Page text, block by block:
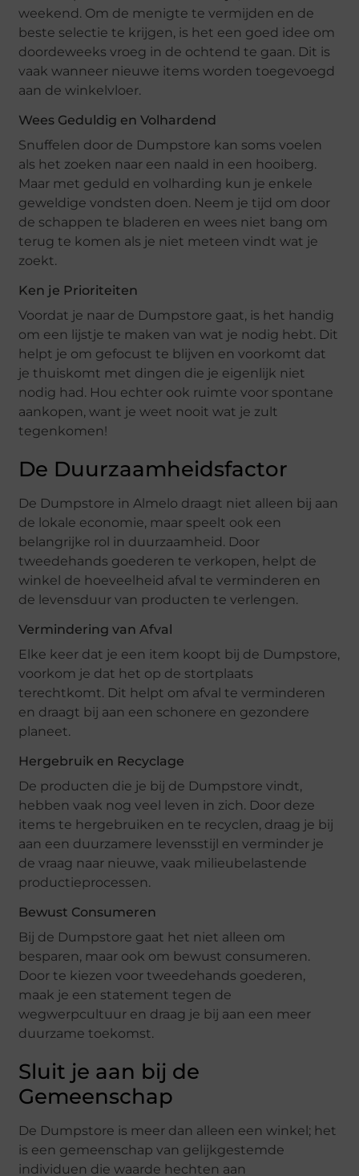
weekend. Om de menigte te vermijden en de
beste selectie te krijgen, is het een goed idee om
doordeweeks vroeg in de ochtend te gaan. Dit is
vaak wanneer nieuwe items worden toegevoegd
aan de winkelvloer.
Wees Geduldig en Volhardend
Snuffelen door de Dumpstore kan soms voelen
als het zoeken naar een naald in een hooiberg.
Maar met geduld en volharding kun je enkele
geweldige vondsten doen. Neem je tijd om door
de schappen te bladeren en wees niet bang om
terug te komen als je niet meteen vindt wat je
zoekt.
Ken je Prioriteiten
Voordat je naar de Dumpstore gaat, is het handig
om een lijstje te maken van wat je nodig hebt. Dit
helpt je om gefocust te blijven en voorkomt dat
je thuiskomt met dingen die je eigenlijk niet
nodig had. Hou echter ook ruimte voor spontane
aankopen, want je weet nooit wat je zult
tegenkomen!
De Duurzaamheidsfactor
De Dumpstore in Almelo draagt niet alleen bij aan
de lokale economie, maar speelt ook een
belangrijke rol in duurzaamheid. Door
tweedehands goederen te verkopen, helpt de
winkel de hoeveelheid afval te verminderen en
de levensduur van producten te verlengen.
Vermindering van Afval
Elke keer dat je een item koopt bij de Dumpstore,
voorkom je dat het op de stortplaats
terechtkomt. Dit helpt om afval te verminderen
en draagt bij aan een schonere en gezondere
planeet.
Hergebruik en Recyclage
De producten die je bij de Dumpstore vindt,
hebben vaak nog veel leven in zich. Door deze
items te hergebruiken en te recyclen, draag je bij
aan een duurzamere levensstijl en verminder je
de vraag naar nieuwe, vaak milieubelastende
productieprocessen.
Bewust Consumeren
Bij de Dumpstore gaat het niet alleen om
besparen, maar ook om bewust consumeren.
Door te kiezen voor tweedehands goederen,
maak je een statement tegen de
wegwerpcultuur en draag je bij aan een meer
duurzame toekomst.
Sluit je aan bij de
Gemeenschap
De Dumpstore is meer dan alleen een winkel; het
is een gemeenschap van gelijkgestemde
individuen die waarde hechten aan